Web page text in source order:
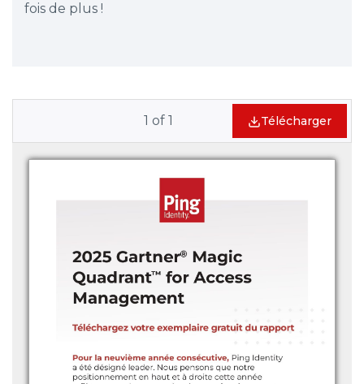
fois de plus !
1 of 1 Télécharger